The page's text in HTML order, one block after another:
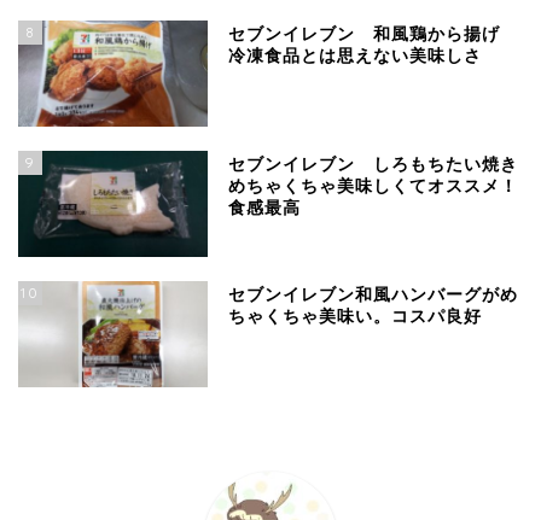
8
セブンイレブン 和風鶏から揚げ
冷凍食品とは思えない美味しさ
9
セブンイレブン しろもちたい焼き
めちゃくちゃ美味しくてオススメ！
食感最高
10
セブンイレブン和風ハンバーグがめ
ちゃくちゃ美味い。コスパ良好